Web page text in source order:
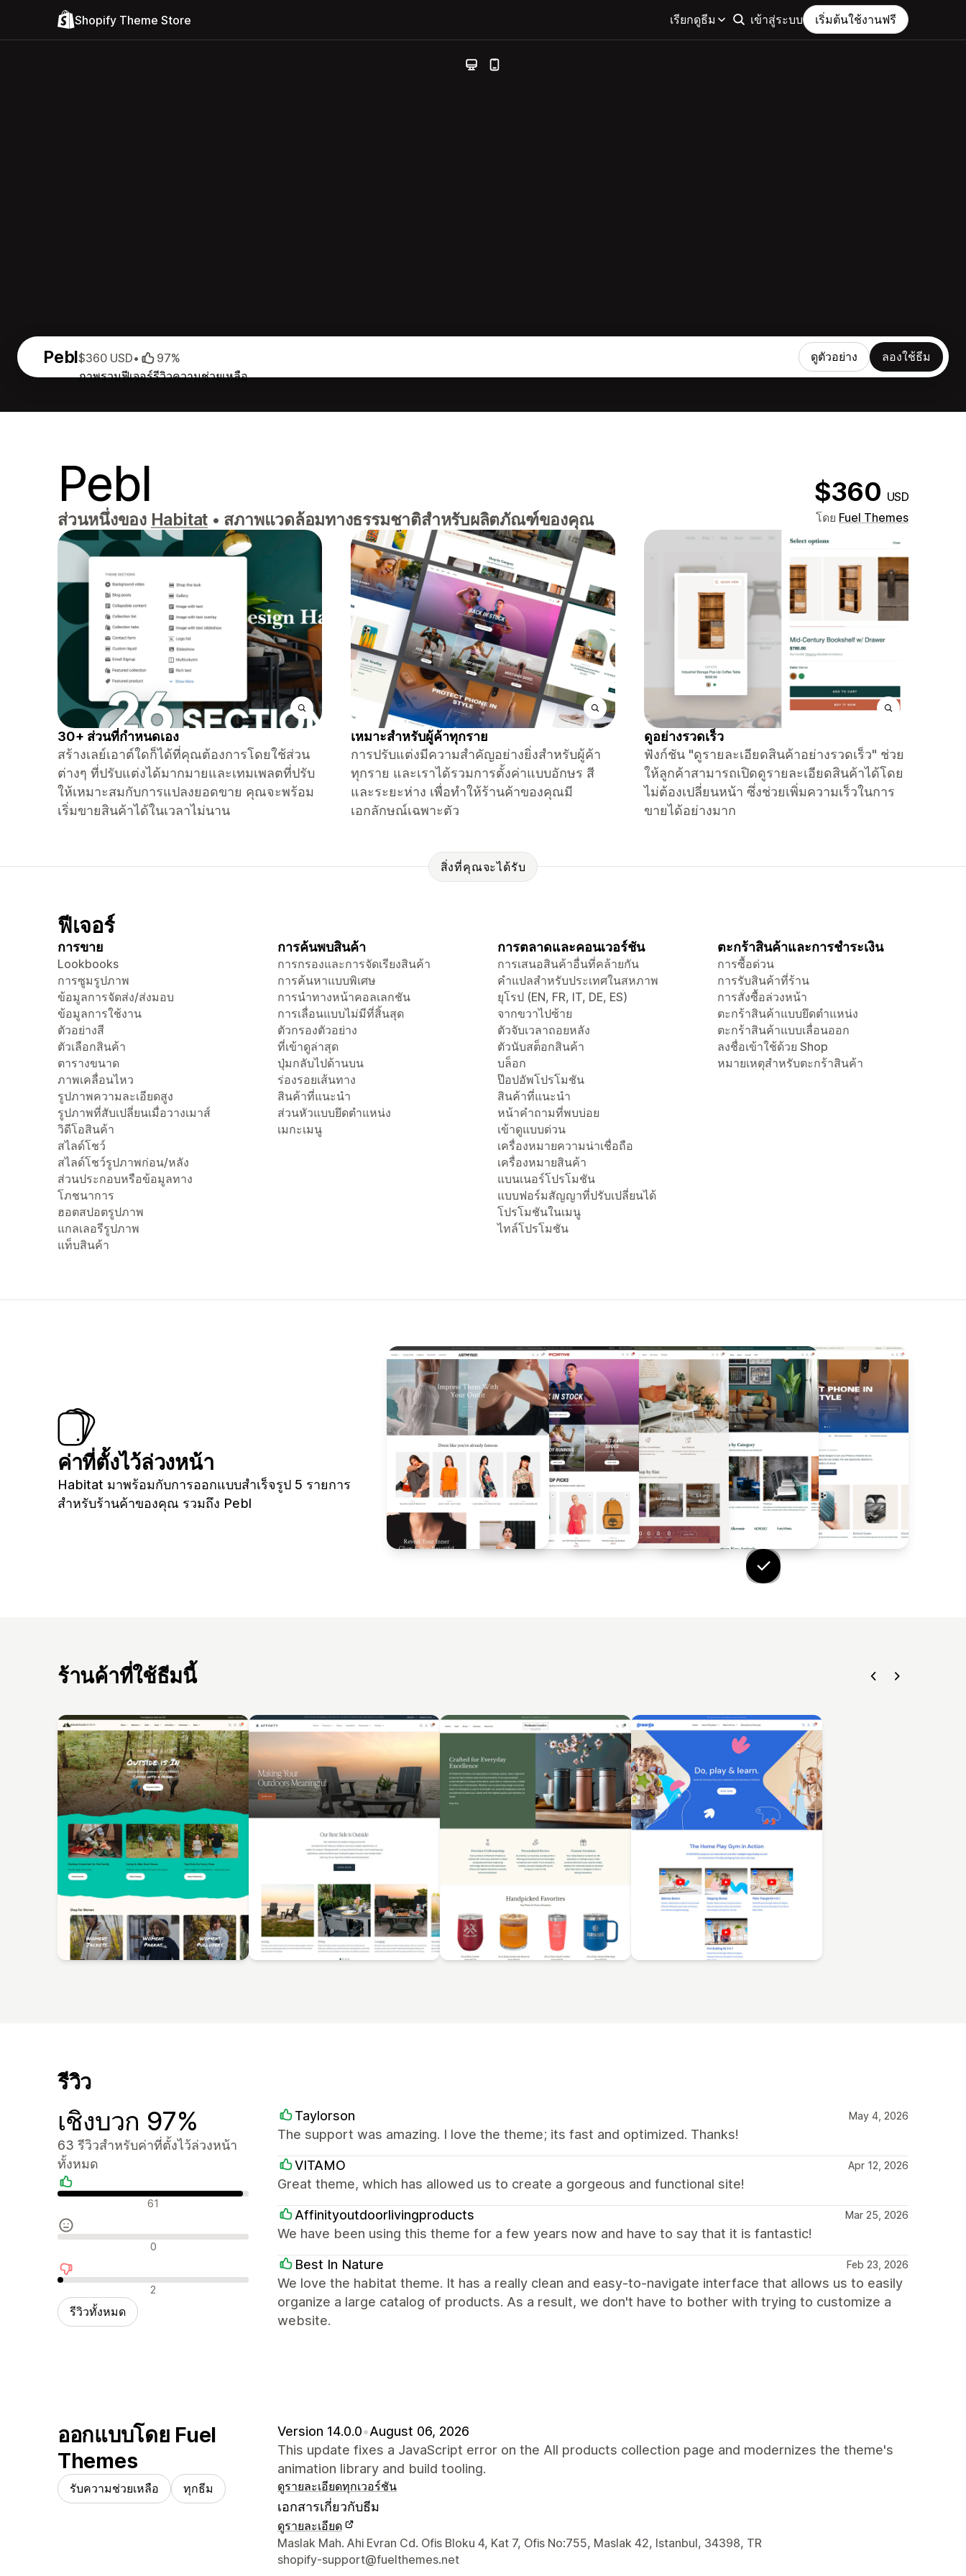
Shopify Theme Store เรียกดูธีม เข้าสู่ระบบ เริ่มต้นใช้งานฟรี
Pebl
ภาพรวมฟีเจอร์รีวิวความช่วยเหลือ
$360 USD• 97% ดูตัวอย่าง ลองใช้ธีม
Pebl $360 USD
ส่วนหนึ่งของ Habitat • สภาพแวดล้อมทางธรรมชาติสำหรับผลิตภัณฑ์ของคุณ โดย Fuel Themes
30+ ส่วนที่กำหนดเอง
สร้างเลย์เอาต์ใดก็ได้ที่คุณต้องการโดยใช้ส่วน
ต่างๆ ที่ปรับแต่งได้มากมายและเทมเพลตที่ปรับ
ให้เหมาะสมกับการแปลงยอดขาย คุณจะพร้อม
เริ่มขายสินค้าได้ในเวลาไม่นาน
เหมาะสำหรับผู้ค้าทุกราย
การปรับแต่งมีความสำคัญอย่างยิ่งสำหรับผู้ค้า
ทุกราย และเราได้รวมการตั้งค่าแบบอักษร สี
และระยะห่าง เพื่อทำให้ร้านค้าของคุณมี
เอกลักษณ์เฉพาะตัว
ดูอย่างรวดเร็ว
ฟังก์ชัน "ดูรายละเอียดสินค้าอย่างรวดเร็ว" ช่วย
ให้ลูกค้าสามารถเปิดดูรายละเอียดสินค้าได้โดย
ไม่ต้องเปลี่ยนหน้า ซึ่งช่วยเพิ่มความเร็วในการ
ขายได้อย่างมาก
สิ่งที่คุณจะได้รับ
ฟีเจอร์
การขาย
Lookbooks
การซูมรูปภาพ
ข้อมูลการจัดส่ง/ส่งมอบ
ข้อมูลการใช้งาน
ตัวอย่างสี
ตัวเลือกสินค้า
ตารางขนาด
ภาพเคลื่อนไหว
รูปภาพความละเอียดสูง
รูปภาพที่สับเปลี่ยนเมื่อวางเมาส์
วิดีโอสินค้า
สไลด์โชว์
สไลด์โชว์รูปภาพก่อน/หลัง
ส่วนประกอบหรือข้อมูลทาง
โภชนาการ
ฮอตสปอตรูปภาพ
แกลเลอรีรูปภาพ
แท็บสินค้า
การค้นพบสินค้า
การกรองและการจัดเรียงสินค้า
การค้นหาแบบพิเศษ
การนำทางหน้าคอลเลกชัน
การเลื่อนแบบไม่มีที่สิ้นสุด
ตัวกรองตัวอย่าง
ที่เข้าดูล่าสุด
ปุ่มกลับไปด้านบน
ร่องรอยเส้นทาง
สินค้าที่แนะนำ
ส่วนหัวแบบยึดตำแหน่ง
เมกะเมนู
การตลาดและคอนเวอร์ชัน
การเสนอสินค้าอื่นที่คล้ายกัน
คำแปลสำหรับประเทศในสหภาพ
ยุโรป (EN, FR, IT, DE, ES)
จากขวาไปซ้าย
ตัวจับเวลาถอยหลัง
ตัวนับสต็อกสินค้า
บล็อก
ป๊อปอัพโปรโมชัน
สินค้าที่แนะนำ
หน้าคำถามที่พบบ่อย
เข้าดูแบบด่วน
เครื่องหมายความน่าเชื่อถือ
เครื่องหมายสินค้า
แบนเนอร์โปรโมชัน
แบบฟอร์มสัญญาที่ปรับเปลี่ยนได้
โปรโมชันในเมนู
ไทล์โปรโมชัน
ตะกร้าสินค้าและการชำระเงิน
การซื้อด่วน
การรับสินค้าที่ร้าน
การสั่งซื้อล่วงหน้า
ตะกร้าสินค้าแบบยึดตำแหน่ง
ตะกร้าสินค้าแบบเลื่อนออก
ลงชื่อเข้าใช้ด้วย Shop
หมายเหตุสำหรับตะกร้าสินค้า
ค่าที่ตั้งไว้ล่วงหน้า
Habitat มาพร้อมกับการออกแบบสำเร็จรูป 5 รายการ
สำหรับร้านค้าของคุณ รวมถึง Pebl
ร้านค้าที่ใช้ธีมนี้
รีวิว
เชิงบวก 97%
63 รีวิวสำหรับค่าที่ตั้งไว้ล่วงหน้า
ทั้งหมด
รีวิวเชิงบวก 61
รีวิวที่เป็นกลาง 0
รีวิวเชิงลบ 2
รีวิวทั้งหมด
Taylorson May 4, 2026
The support was amazing. I love the theme; its fast and optimized. Thanks!
VITAMO Apr 12, 2026
Great theme, which has allowed us to create a gorgeous and functional site!
Affinityoutdoorlivingproducts Mar 25, 2026
We have been using this theme for a few years now and have to say that it is fantastic!
Best In Nature Feb 23, 2026
We love the habitat theme. It has a really clean and easy-to-navigate interface that allows us to easily
organize a large catalog of products. As a result, we don't have to bother with trying to customize a
website.
ออกแบบโดย Fuel
Themes
รับความช่วยเหลือ ทุกธีม
Version 14.0.0•August 06, 2026
This update fixes a JavaScript error on the All products collection page and modernizes the theme's
animation library and build tooling.
ดูรายละเอียดทุกเวอร์ชัน
เอกสารเกี่ยวกับธีม
ดูรายละเอียด
รายละเอียดการติดต่อผู้ออกแบบ
Maslak Mah. Ahi Evran Cd. Ofis Bloku 4, Kat 7, Ofis No:755, Maslak 42, Istanbul, 34398, TR
shopify-support@fuelthemes.net